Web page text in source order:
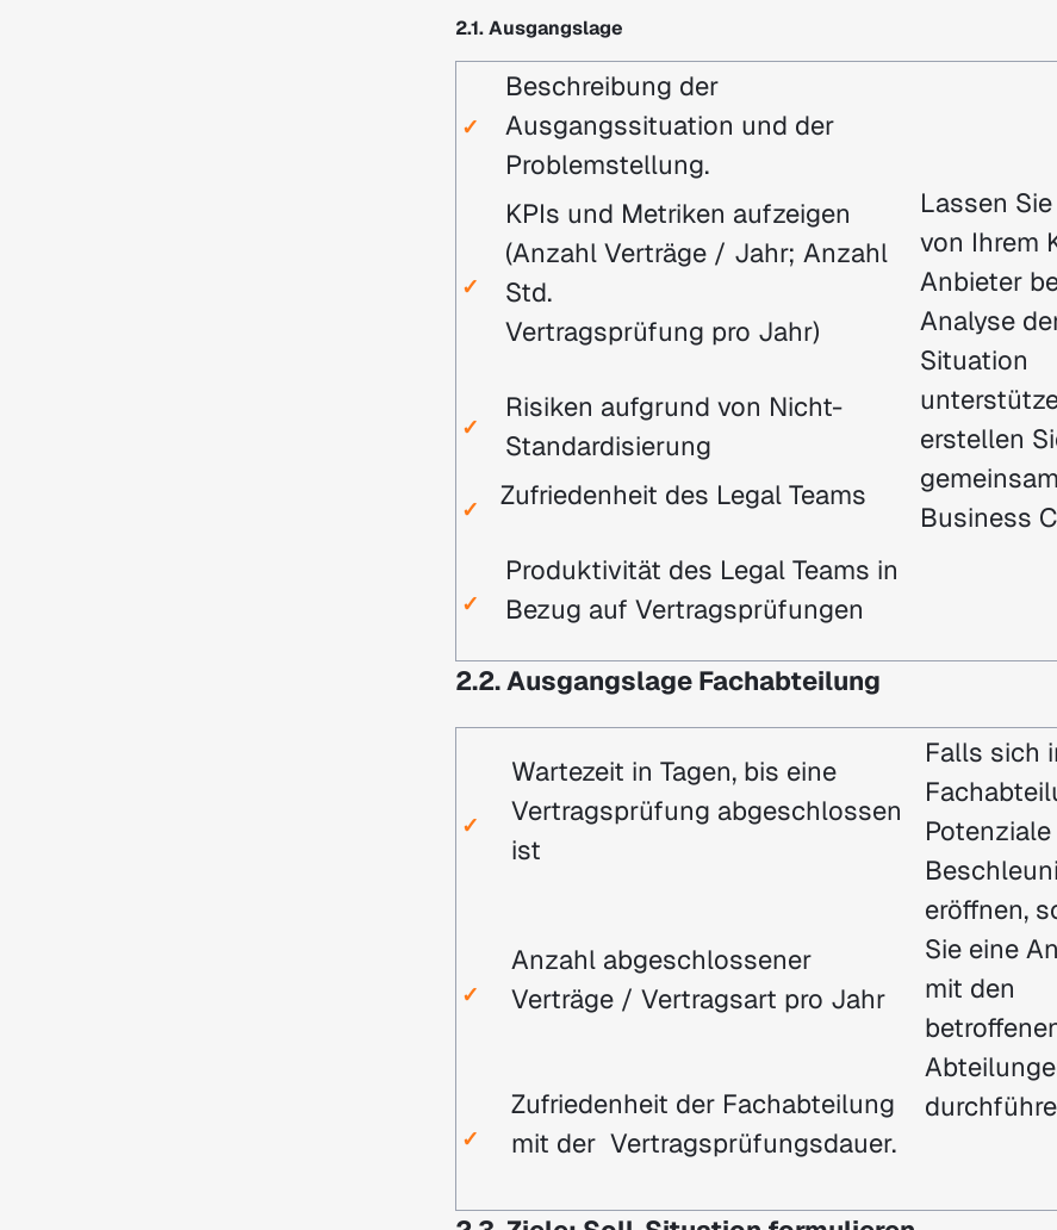
2.1. Ausgangslage
✓
Beschreibung der
Ausgangssituation und der
Problemstellung.
Lassen
von Ihrem
Anbieter
Analyse
Situation
erstellen
Business
✓
KPIs und Metriken aufzeigen
(Anzahl Verträge / Jahr; Anzahl
Std.
Vertragsprüfung pro Jahr)
✓
Risiken aufgrund von Nicht-
Standardisierung
✓ Zufriedenheit des Legal Teams
✓
Produktivität des Legal Teams in
Bezug auf Vertragsprüfungen
2.2. Ausgangslage Fachabteilung
✓
Wartezeit in Tagen, bis eine
Vertragsprüfung abgeschlossen
ist
Falls sich
eröffnen,
Sie eine
mit den
✓
Anzahl abgeschlossener
Verträge / Vertragsart pro Jahr
✓
Zufriedenheit der Fachabteilung
mit der Vertragsprüfungsdauer.